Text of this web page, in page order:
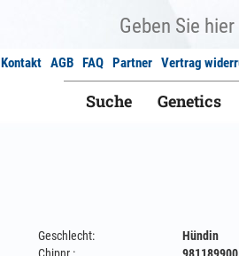
Kontakt AGB FAQ Partner Vertrag
Suche Genetics
Geschlecht:
Hündin